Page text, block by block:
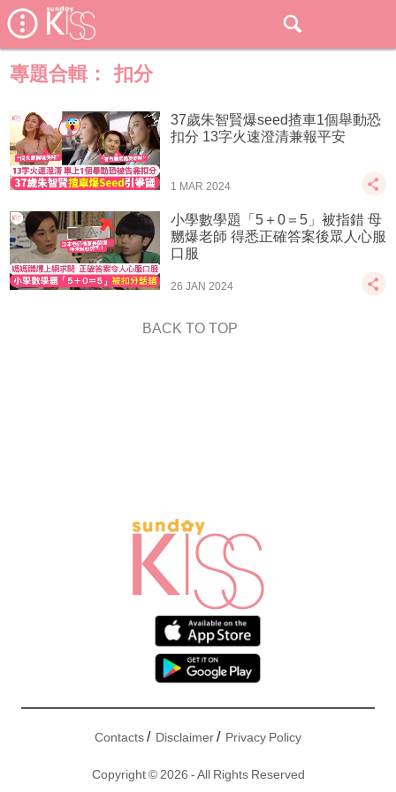
專題合輯： 扣分
37歲朱智賢爆seed揸車1個舉動恐
扣分 13字火速澄清兼報平安
1 MAR 2024
小學數學題「5＋0＝5」被指錯 母
嬲爆老師 得悉正確答案後眾人心服
口服
26 JAN 2024
BACK TO TOP
Contacts/ Disclaimer/ Privacy Policy
Copyright © 2026 - All Rights Reserved